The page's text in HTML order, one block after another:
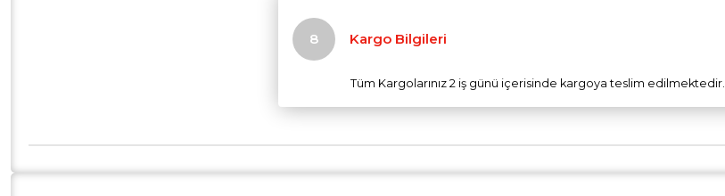
Kargo Bilgileri
Tüm Kargolarınız 2 iş günü içerisinde kargoya teslim edilmektedir.